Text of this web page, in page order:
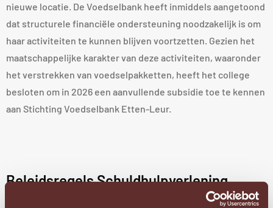
nieuwe locatie. De Voedselbank heeft inmiddels aangetoond
dat structurele financiële ondersteuning noodzakelijk is om
haar activiteiten te kunnen blijven voortzetten. Gezien het
maatschappelijke karakter van deze activiteiten, waaronder
het verstrekken van voedselpakketten, heeft het college
besloten om in 2026 een aanvullende subsidie toe te kennen
aan Stichting Voedselbank Etten-Leur.
Beleidsregels Schuldhulpverlening